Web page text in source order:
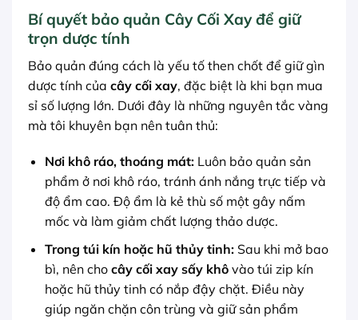
Bí quyết bảo quản Cây Cối Xay để giữ
trọn dược tính
Bảo quản đúng cách là yếu tố then chốt để giữ gìn
dược tính của cây cối xay, đặc biệt là khi bạn mua
sỉ số lượng lớn. Dưới đây là những nguyên tắc vàng
mà tôi khuyên bạn nên tuân thủ:
Nơi khô ráo, thoáng mát:Luôn bảo quản sản
phẩm ở nơi khô ráo, tránh ánh nắng trực tiếp và
độ ẩm cao. Độ ẩm là kẻ thù số một gây nấm
mốc và làm giảm chất lượng thảo dược.
Trong túi kín hoặc hũ thủy tinh:Sau khi mở bao
bì, nên cho cây cối xay sấy khôvào túi zip kín
hoặc hũ thủy tinh có nắp đậy chặt. Điều này
giúp ngăn chặn côn trùng và giữ sản phẩm